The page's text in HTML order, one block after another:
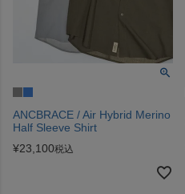
ANCBRACE / Air Hybrid Merino
Half Sleeve Shirt
¥23,100税込